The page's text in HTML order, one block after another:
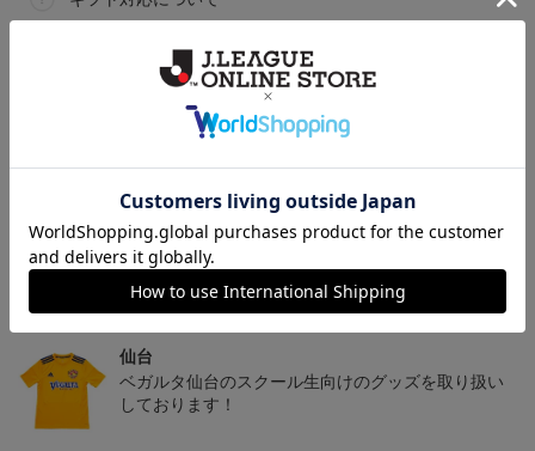
仙台
チームマスコットグッズは、サポーターやファン必
仙台
ベガルタ仙台のスクール生向けのグッズを取り扱い
しております！